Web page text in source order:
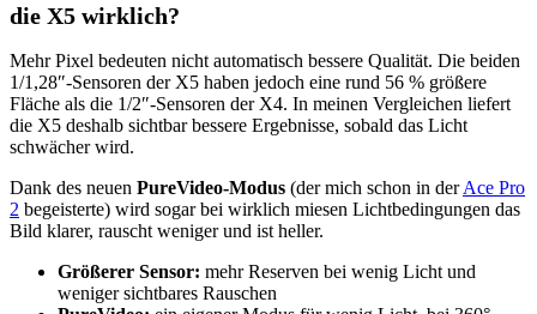
die X5 wirklich?
Mehr Pixel bedeuten nicht automatisch bessere Qualität. Die beiden
1/1,28″-Sensoren der X5 haben jedoch eine rund 56 % größere
Fläche als die 1/2″-Sensoren der X4. In meinen Vergleichen liefert
die X5 deshalb sichtbar bessere Ergebnisse, sobald das Licht
schwächer wird.
Dank des neuen PureVideo-Modus (der mich schon in derAce Pro
2 begeisterte) wird sogar bei wirklich miesen Lichtbedingungen das
Bild klarer, rauscht weniger und ist heller.
Größerer Sensor: mehr Reserven bei wenig Licht und
weniger sichtbares Rauschen